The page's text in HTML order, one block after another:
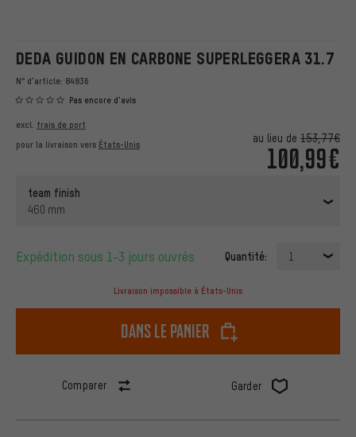
DEDA GUIDON EN CARBONE SUPERLEGGERA 31.7
N° d'article: 84836
Pas encore d'avis
au lieu de 153,77€
100,99€
excl. frais de port
pour la livraison vers États-Unis
team finish
460 mm
Expédition sous 1-3 jours ouvrés Quantité: 1
Livraison impossible à États-Unis
dans le panier
Comparer Garder